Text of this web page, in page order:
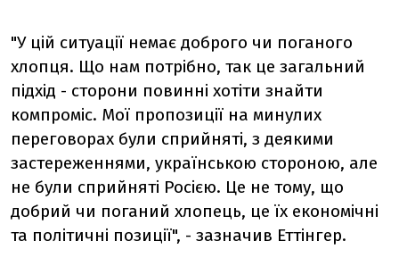
"У цій ситуації немає доброго чи поганого
хлопця. Що нам потрібно, так це загальний
підхід - сторони повинні хотіти знайти
компроміс. Мої пропозиції на минулих
переговорах були сприйняті, з деякими
застереженнями, українською стороною, але
не були сприйняті Росією. Це не тому, що
добрий чи поганий хлопець, це їх економічні
та політичні позиції", - зазначив Еттінгер.